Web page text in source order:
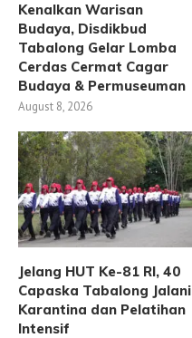
Kenalkan Warisan
Budaya, Disdikbud
Tabalong Gelar Lomba
Cerdas Cermat Cagar
Budaya & Permuseuman
August 8, 2026
Jelang HUT Ke-81 RI, 40
Capaska Tabalong Jalani
Karantina dan Pelatihan
Intensif